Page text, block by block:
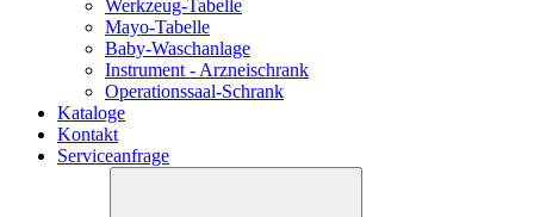
Werkzeug-Tabelle
Mayo-Tabelle
Baby-Waschanlage
Instrument - Arzneischrank
Operationssaal-Schrank
Kataloge
Kontakt
Serviceanfrage